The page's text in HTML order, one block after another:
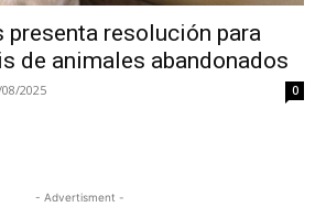
presenta resolución para
de animales abandonados
2025 0
- Advertisment -